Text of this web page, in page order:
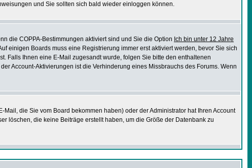
und Sie sollten sich bald wieder einloggen können.
die COPPA-Bestimmungen aktiviert sind und Sie die Option Ich bin unter 12 Jahre
einigen Boards muss eine Registrierung immer erst aktiviert werden, bevor Sie sich
Falls Ihnen eine E-Mail zugesandt wurde, folgen Sie bitte den enthaltenen
Account-Aktivierungen ist die Verhinderung eines Missbrauchs des Forums. Wenn
die Sie vom Board bekommen haben) oder der Administrator hat Ihren Account
löschen, die keine Beiträge erstellt haben, um die Größe der Datenbank zu